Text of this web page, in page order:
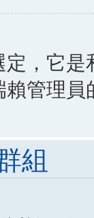
，它
管理員
組